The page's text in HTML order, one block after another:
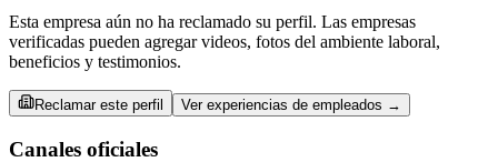
Esta empresa aún no ha reclamado su perfil. Las empresas
verificadas pueden agregar videos, fotos del ambiente laboral,
beneficios y testimonios.
Reclamar este perfil Ver experiencias de empleados →
Canales oficiales